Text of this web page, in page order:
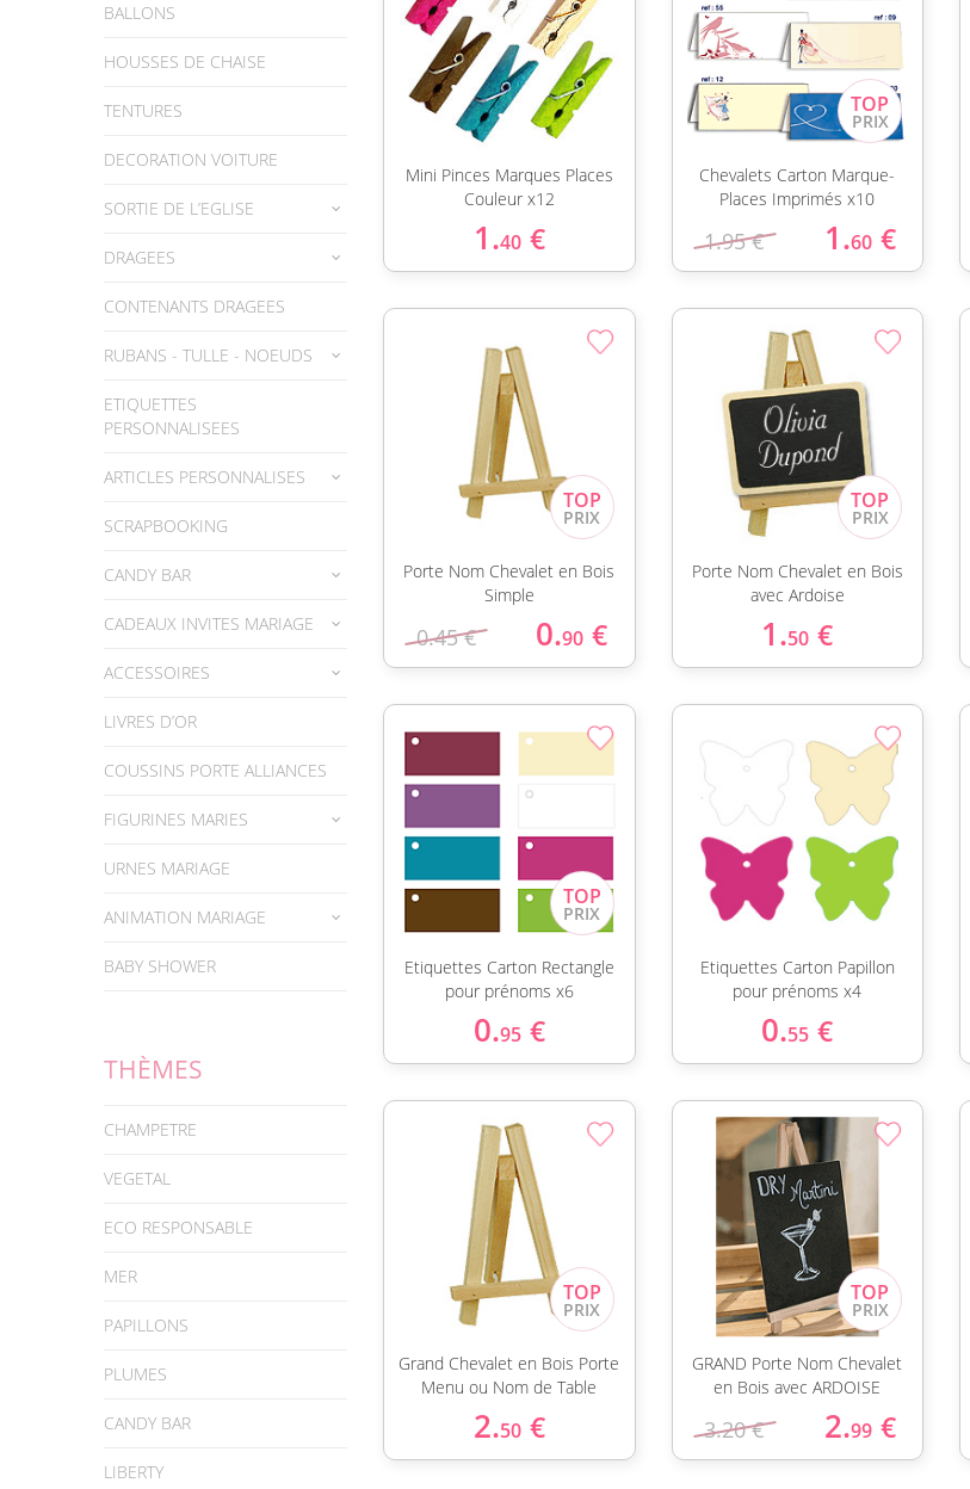
BALLONS
HOUSSES DE CHAISE
TENTURES
DECORATION VOITURE
SORTIE DE L’EGLISE
DRAGEES
CONTENANTS DRAGEES
RUBANS - TULLE - NOEUDS
ETIQUETTES
PERSONNALISEES
ARTICLES PERSONNALISES
SCRAPBOOKING
CANDY BAR
CADEAUX INVITES MARIAGE
ACCESSOIRES
LIVRES D’OR
COUSSINS PORTE ALLIANCES
FIGURINES MARIES
URNES MARIAGE
ANIMATION MARIAGE
BABY SHOWER
THÈMES
CHAMPETRE
VEGETAL
ECO RESPONSABLE
MER
PAPILLONS
PLUMES
CANDY BAR
LIBERTY
Mini Pinces Marques Places
Couleur x12
1.40 €
Chevalets Carton Marque-
Places Imprimés x10
1.95 € 1.60 €
Porte Nom Chevalet en Bois
Simple
0.45 € 0.90 €
Porte Nom Chevalet en Bois
avec Ardoise
1.50 €
Etiquettes Carton Rectangle
pour prénoms x6
0.95 €
Etiquettes Carton Papillon
pour prénoms x4
0.55 €
Grand Chevalet en Bois Porte
Menu ou Nom de Table
2.50 €
GRAND Porte Nom Chevalet
en Bois avec ARDOISE
3.20 € 2.99 €